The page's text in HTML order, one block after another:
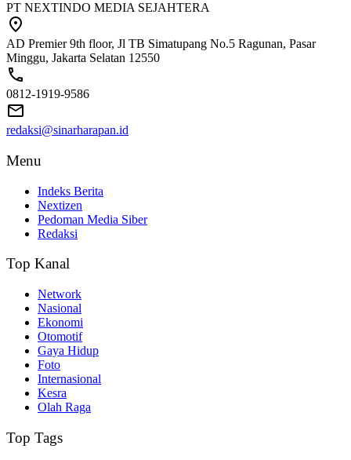
PT NEXTINDO MEDIA SEJAHTERA
AD Premier 9th floor, Jl TB Simatupang No.5 Ragunan, Pasar
Minggu, Jakarta Selatan 12550
0812-1919-9586
redaksi@sinarharapan.id
Menu
Indeks Berita
Nextizen
Pedoman Media Siber
Redaksi
Top Kanal
Network
Nasional
Ekonomi
Otomotif
Gaya Hidup
Foto
Internasional
Kesra
Olah Raga
Top Tags